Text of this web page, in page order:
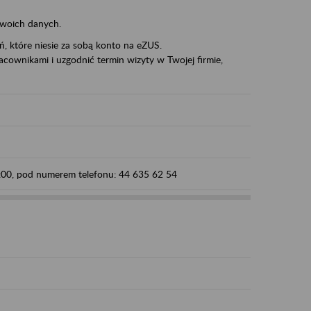
danych.
które niesie za sobą konto na eZUS.
i uzgodnić termin wizyty w Twojej firmie,
pod numerem telefonu: 44 635 62 54